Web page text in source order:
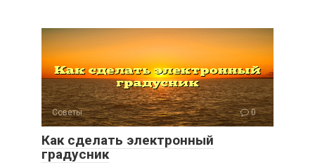
Советы 0
Как сделать электронный
градусник